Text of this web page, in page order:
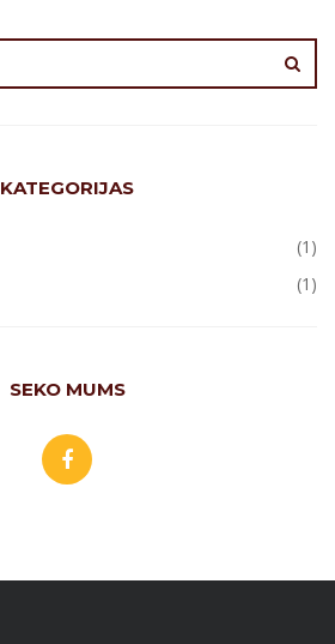
KATEGORIJAS
(1)
(1)
SEKO MUMS